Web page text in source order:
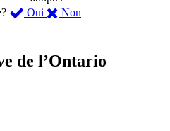
Oui ,
été
Non
m’a
de l’Ontario